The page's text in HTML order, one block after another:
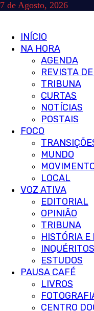
Skip
7 de Agosto, 2026
Primary
Menu
INÍCIO
NA HORA
AGENDA
REVISTA
TRIBUNA
CURTAS
NOTÍCIAS
POSTAIS
FOCO
MUNDO
LOCAL
VOZ ATIVA
EDITORIAL
OPINIÃO
TRIBUNA
HISTÓRIA E
INQUÉRITOS
ESTUDOS
PAUSA CAFÉ
LIVROS
CENTRO